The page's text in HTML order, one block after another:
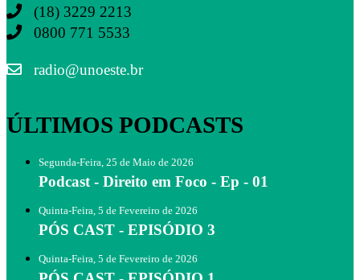
(18) 3229 2213
0800 771 5533
radio@unoeste.br
ÚLTIMOS PODCASTS
Segunda-Feira, 25 de Maio de 2026
Podcast - Direito em Foco - Ep - 01
Quinta-Feira, 5 de Fevereiro de 2026
PÓS CAST - EPISÓDIO 3
Quinta-Feira, 5 de Fevereiro de 2026